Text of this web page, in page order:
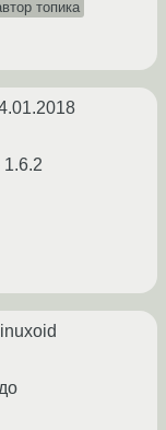
топика